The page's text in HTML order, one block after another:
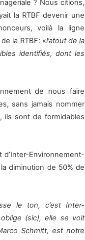
? Nous citions,
la RTBF devenir une
voilà la ligne
la RTBF: «l’atout de la
identifiés, dont les
de nous faire
sans jamais nommer
ils sont de formidables
Environnement-
diminution de 50% de
le ton, c’est Inter-
oblige (sic), elle se voit
Schmitt, est notre